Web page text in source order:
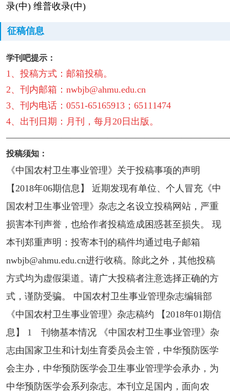
录(中) 维普收录(中)
征稿信息
学刊吧提示：
1、投稿方式：邮箱投稿。
2、刊内邮箱：nwbjb@ahmu.edu.cn
3、刊内电话：0551-65165913；65111474
4、出刊日期：月刊，每月20日出版。
投稿须知：
《中国农村卫生事业管理》关于投稿事项的声明
【2018年06期信息】 近期发现有单位、个人冒充《中
国农村卫生事业管理》杂志之名设立投稿网站，严重
损害本刊声誉，也给作者投稿造成困惑甚至损失。 现
本刊郑重声明：投寄本刊的稿件均通过电子邮箱
nwbjb@ahmu.edu.cn进行收稿。除此之外，其他投稿
方式均为虚假渠道。请广大投稿者注意选择正确的方
式，谨防受骗。 中国农村卫生事业管理杂志编辑部
《中国农村卫生事业管理》杂志稿约 【2018年01期信
息】 1 刊物基本情况 《中国农村卫生事业管理》杂
志由国家卫生和计划生育委员会主管，中华预防医学
会主办，中华预防医学会卫生事业管理学会承办，为
中华预防医学会系列杂志。本刊立足国内，面向农